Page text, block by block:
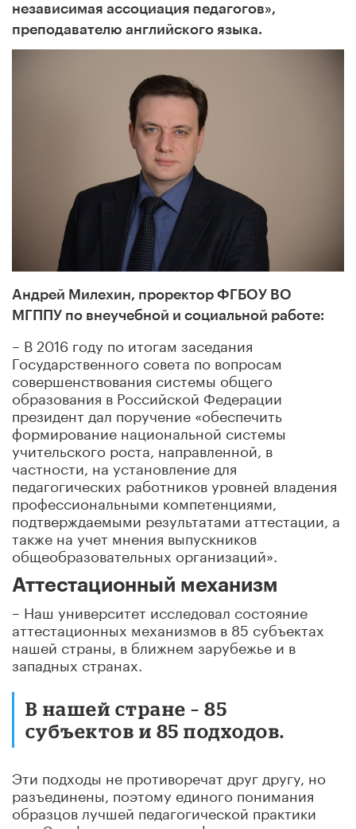
независимая ассоциация педагогов»,
преподавателю английского языка.
Андрей Милехин, проректор ФГБОУ ВО
МГППУ по внеучебной и социальной работе:
– В 2016 году по итогам заседания
Государственного совета по вопросам
совершенствования системы общего
образования в Российской Федерации
президент дал поручение «обеспечить
формирование национальной системы
учительского роста, направленной, в
частности, на установление для
педагогических работников уровней владения
профессиональными компетенциями,
подтверждаемыми результатами аттестации, а
также на учет мнения выпускников
общеобразовательных организаций».
Аттестационный механизм
– Наш университет исследовал состояние
аттестационных механизмов в 85 субъектах
нашей страны, в ближнем зарубежье и в
западных странах.
В нашей стране – 85
субъектов и 85 подходов.
Эти подходы не противоречат друг другу, но
разъединены, поэтому единого понимания
образцов лучшей педагогической практики